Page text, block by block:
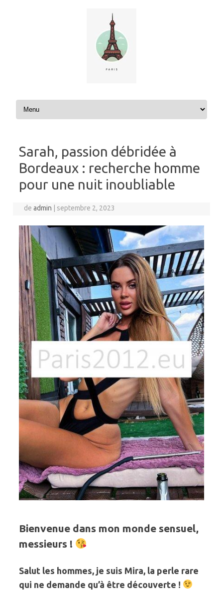
Aller au contenu
Sarah, passion débridée à
Bordeaux : recherche homme
pour une nuit inoubliable
deadmin septembre 2, 2023
Bienvenue dans mon monde sensuel,
messieurs !
Salut les hommes, je suis Mira, la perle rare
qui ne demande qu’à être découverte !